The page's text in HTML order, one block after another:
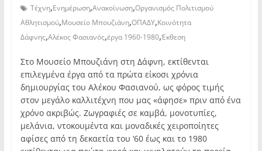
Τέχνη,Ενημέρωση,Ανακοίνωση,Οργανισμός Πολιτισμού
Αθλητισμού,Μουσείο Μπουζιάνη,ΟΠΑΔΥ,Κοινότητα
Δάφνης,Αλέκος Φασιανός,έργα 1960-1980,Έκθεση
Στο Μουσείο Μπουζιάνη στη Δάφνη, εκτίθενται
επιλεγμένα έργα από τα πρώτα είκοσι χρόνια
δημιουργίας του Αλέκου Φασιανού, ως φόρος τιμής
στον μεγάλο καλλιτέχνη που μας «άφησε» πριν από ένα
χρόνο ακριβώς. Ζωγραφιές σε καμβά, μονοτυπίες,
μελάνια, ντοκουμέντα και μοναδικές χειροποίητες
αφίσες από τη δεκαετία του ‘60 έως και το 1980